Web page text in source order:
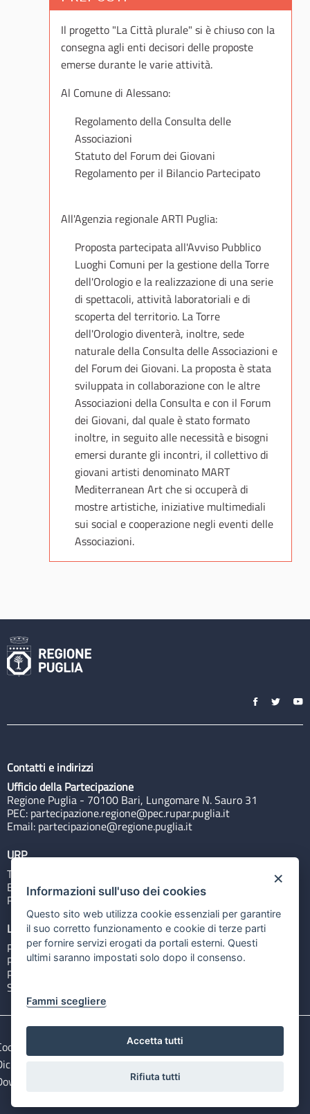
Il progetto "La Città plurale" si è chiuso con la
consegna agli enti decisori delle proposte
emerse durante le varie attività.
Al Comune di Alessano:
Regolamento della Consulta delle
Associazioni
Statuto del Forum dei Giovani
Regolamento per il Bilancio Partecipato
All'Agenzia regionale ARTI Puglia:
Proposta partecipata all'Avviso Pubblico
Luoghi Comuni per la gestione della Torre
dell'Orologio e la realizzazione di una serie
di spettacoli, attività laboratoriali e di
scoperta del territorio. La Torre
dell'Orologio diventerà, inoltre, sede
naturale della Consulta delle Associazioni e
del Forum dei Giovani. La proposta è stata
sviluppata in collaborazione con le altre
Associazioni della Consulta e con il Forum
dei Giovani, dal quale è stato formato
inoltre, in seguito alle necessità e bisogni
emersi durante gli incontri, il collettivo di
giovani artisti denominato MART
Mediterranean Art che si occuperà di
mostre artistiche, iniziative multimediali
sui social e cooperazione negli eventi delle
Associazioni.
Contatti e indirizzi
Ufficio della Partecipazione
Regione Puglia - 70100 Bari, Lungomare N. Sauro 31
PEC: partecipazione.regione@pec.rupar.puglia.it
Email: partecipazione@regione.puglia.it
URP
Tel: 800713939
Email:quiregione@regione.puglia.it
Rubrica
Link utili
Portale Istituzionale
PO FESR Puglia 2014-2020
PSR Puglia 2014-2020
Sistema Puglia
e privacy
Note legali
di accessibilità
Open Data files
×
Informazioni sull'uso dei cookies
Questo sito web utilizza cookie essenziali per garantire
il suo corretto funzionamento e cookie di terze parti
per fornire servizi erogati da portali esterni. Questi
ultimi saranno impostati solo dopo il consenso.
Fammi scegliere
Accetta tutti
Rifiuta tutti